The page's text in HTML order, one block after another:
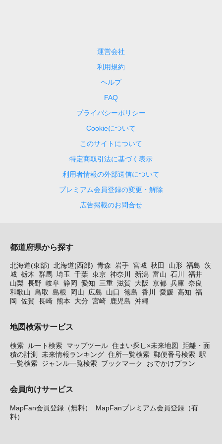
運営会社
利用規約
ヘルプ
FAQ
プライバシーポリシー
Cookieについて
このサイトについて
特定商取引法に基づく表示
利用者情報の外部送信について
プレミアム会員登録の変更・解除
広告掲載のお問合せ
都道府県から探す
北海道(東部) 北海道(西部) 青森 岩手 宮城 秋田 山形 福島 茨
城 栃木 群馬 埼玉 千葉 東京 神奈川 新潟 富山 石川
福井
山梨 長野 岐阜 静岡 愛知 三重 滋賀 大阪 京都 兵庫 奈良
和歌山
鳥取 島根 岡山 広島 山口 徳島 香川 愛媛 高知 福
岡
佐賀 長崎 熊本 大分 宮崎 鹿児島 沖縄
地図検索サービス
検索 ルート検索 マップツール 住まい探し×未来地図
距離・面
積の計測
未来情報ランキング 住所一覧検索 郵便番号検索 駅
一覧検索 ジャンル一覧検索 ブックマーク おでかけプラン
会員向けサービス
MapFan会員登録（無料）
MapFanプレミアム会員登録（有
料）